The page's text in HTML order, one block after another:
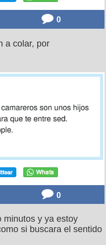
0
a colar, por
0
minutos y ya estoy
si buscara el sentido